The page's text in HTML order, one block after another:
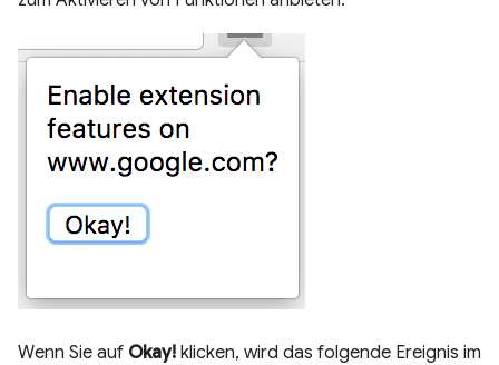
Wenn Sie auf Okay! klicken, wird das folgende Ereignis im